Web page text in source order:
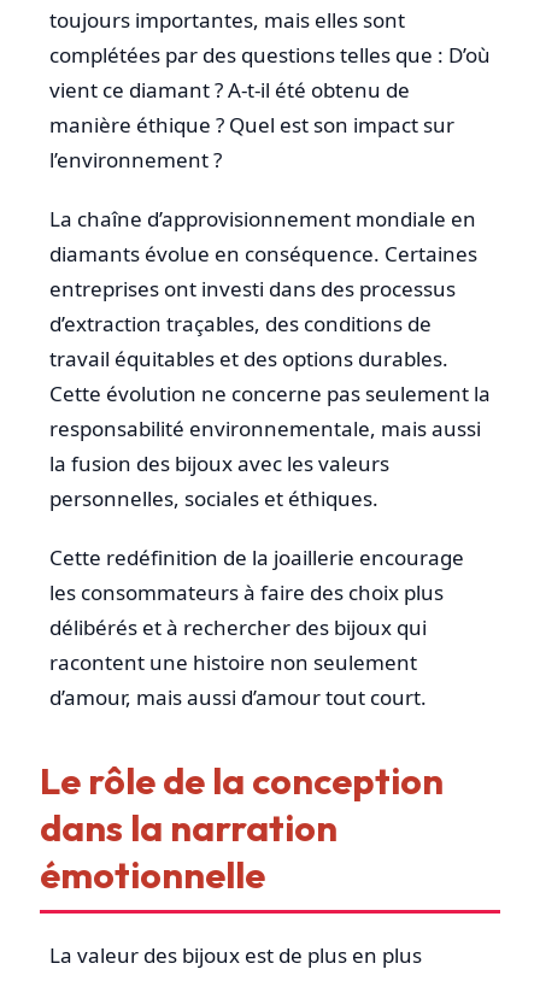
toujours importantes, mais elles sont
complétées par des questions telles que : D’où
vient ce diamant ? A-t-il été obtenu de
manière éthique ? Quel est son impact sur
l’environnement ?
La chaîne d’approvisionnement mondiale en
diamants évolue en conséquence. Certaines
entreprises ont investi dans des processus
d’extraction traçables, des conditions de
travail équitables et des options durables.
Cette évolution ne concerne pas seulement la
responsabilité environnementale, mais aussi
la fusion des bijoux avec les valeurs
personnelles, sociales et éthiques.
Cette redéfinition de la joaillerie encourage
les consommateurs à faire des choix plus
délibérés et à rechercher des bijoux qui
racontent une histoire non seulement
d’amour, mais aussi d’amour tout court.
Le rôle de la conception
dans la narration
émotionnelle
La valeur des bijoux est de plus en plus